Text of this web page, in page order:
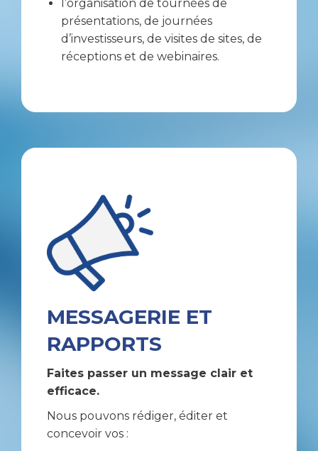
l’organisation de tournées de
présentations, de journées
d’investisseurs, de visites de sites, de
réceptions et de webinaires.
MESSAGERIE ET
RAPPORTS
Faites passer un message clair et
efficace.
Nous pouvons rédiger, éditer et
concevoir vos :